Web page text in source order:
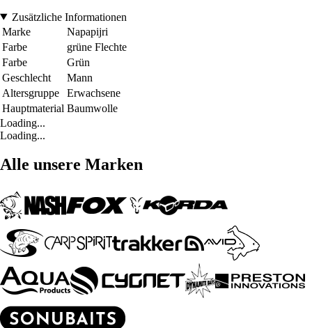
Zusätzliche Informationen
Marke
Napapijri
Farbe
grüne Flechte
Farbe
Grün
Geschlecht
Mann
Altersgruppe
Erwachsene
Hauptmaterial Baumwolle
Loading...
Loading...
Alle unsere Marken